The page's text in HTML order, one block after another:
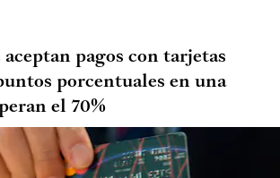
pagos con tarjetas
porcentuales en una
el 70%